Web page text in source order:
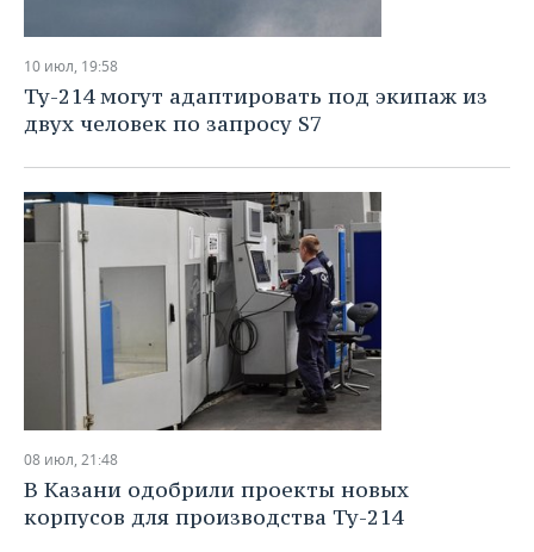
10 июл, 19:58
Ту-214 могут адаптировать под экипаж из
двух человек по запросу S7
08 июл, 21:48
В Казани одобрили проекты новых
корпусов для производства Ту-214